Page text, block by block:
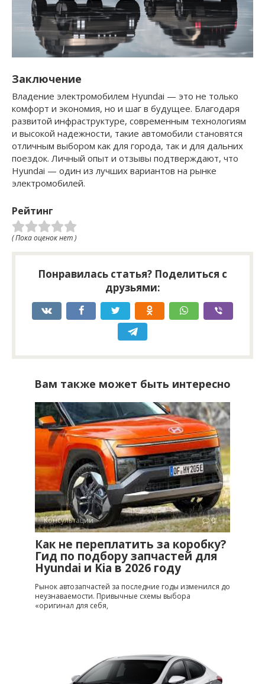
Заключение
Владение электромобилем Hyundai — это не только
комфорт и экономия, но и шаг в будущее. Благодаря
развитой инфраструктуре, современным технологиям
и высокой надежности, такие автомобили становятся
отличным выбором как для города, так и для дальних
поездок. Личный опыт и отзывы подтверждают, что
Hyundai — один из лучших вариантов на рынке
электромобилей.
Рейтинг
( Пока оценок нет )
Понравилась статья? Поделиться с
друзьями:
Вам также может быть интересно
Консультации 0
Как не переплатить за коробку?
Гид по подбору запчастей для
Hyundai и Kia в 2026 году
Рынок автозапчастей за последние годы изменился до
неузнаваемости. Привычные схемы выбора
«оригинал для себя,